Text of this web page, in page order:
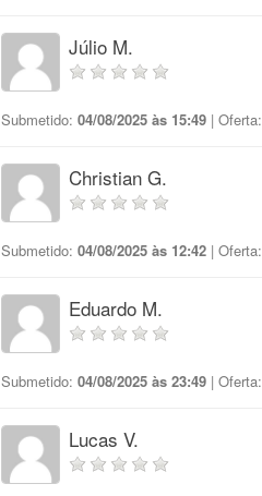
Júlio M.
Submetido: 04/08/2025 às 15:49 | Oferta:
Christian G.
Submetido: 04/08/2025 às 12:42 | Oferta:
Eduardo M.
Submetido: 04/08/2025 às 23:49 | Oferta:
Lucas V.